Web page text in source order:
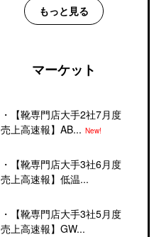
もっと見る
マーケット
・
【靴専門店大手2社7月度
売上高速報】AB... New!
・
【靴専門店大手3社6月度
売上高速報】低温...
・
【靴専門店大手3社5月度
売上高速報】GW...